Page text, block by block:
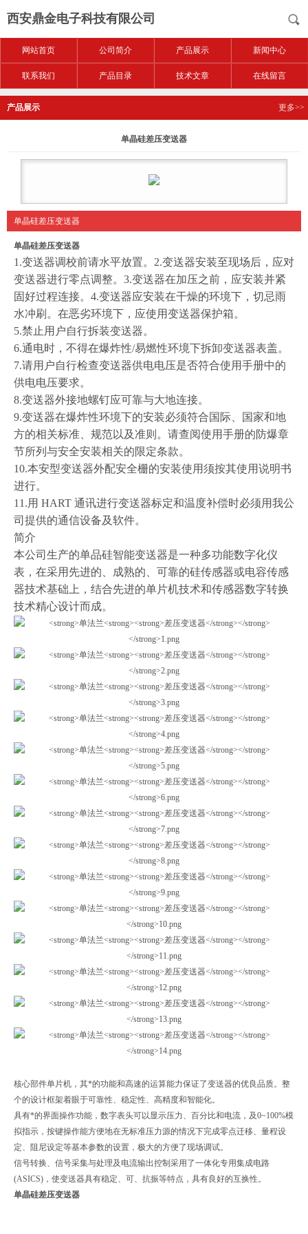
西安鼎金电子科技有限公司
网站首页 公司简介 产品展示 新闻中心
联系我们 产品目录 技术文章 在线留言
产品展示 更多>>
单晶硅差压变送器
单晶硅差压变送器
单晶硅差压变送器
1.变送器调校前请水平放置。2.变送器安装至现场后，应对
变送器进行零点调整。3.变送器在加压之前，应安装并紧
固好过程连接。4.变送器应安装在干燥的环境下，切忌雨
水冲刷。在恶劣环境下，应使用变送器保护箱。
5.禁止用户自行拆装变送器。
6.通电时，不得在爆炸性/易燃性环境下拆卸变送器表盖。
7.请用户自行检查变送器供电电压是否符合使用手册中的
供电电压要求。
8.变送器外接地螺钉应可靠与大地连接。
9.变送器在爆炸性环境下的安装必须符合国际、国家和地
方的相关标准、规范以及准则。请查阅使用手册的防爆章
节所列与安全安装相关的限定条款。
10.本安型变送器外配安全栅的安装使用须按其使用说明书
进行。
11.用 HART 通讯进行变送器标定和温度补偿时必须用我公
司提供的通信设备及软件。
简介
本公司生产的单品硅智能变送器是一种多功能数字化仪
表，在采用先进的、成熟的、可靠的硅传感器或电容传感
器技术基础上，结合先进的单片机技术和传感器数字转换
技术精心设计而成。
核心部件单片机，其*的功能和高速的运算能力保证了变送器的优良品质。整
个的设计框架着眼于可靠性、稳定性、高精度和智能化。
具有*的界面操作功能，数字表头可以显示压力、百分比和电流，及0~100%模
拟指示，按键操作能方便地在无标准压力源的情况下完成零点迁移、量程设
定、阻尼设定等基本参数的设置，极大的方便了现场调试。
信号转换、信号采集与处理及电流输出控制采用了一体化专用集成电路
(ASICS)，使变送器具有稳定、可、抗振等特点，具有良好的互换性。
单晶硅差压变送器